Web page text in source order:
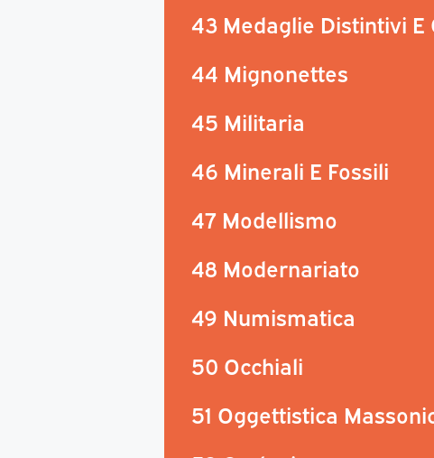
43 Medaglie Distintivi E
44 Mignonettes
45 Militaria
46 Minerali E Fossili
47 Modellismo
48 Modernariato
49 Numismatica
50 Occhiali
51 Oggettistica